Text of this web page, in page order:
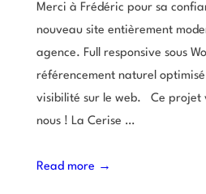
Merci à Frédéric pour sa
nouveau site entièrement
agence. Full responsive sous
référencement naturel
visibilité sur le web. Ce projet
nous ! La Cerise …
Read more →